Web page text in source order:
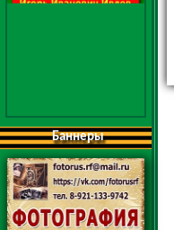
Баннеры